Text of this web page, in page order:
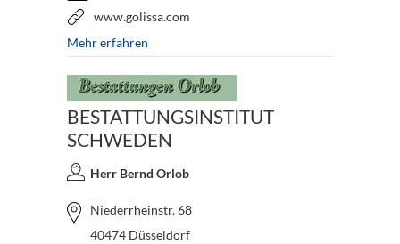
www.golissa.com
Mehr erfahren
BESTATTUNGSINSTITUT
SCHWEDEN
Herr Bernd Orlob
Niederrheinstr. 68
40474 Düsseldorf